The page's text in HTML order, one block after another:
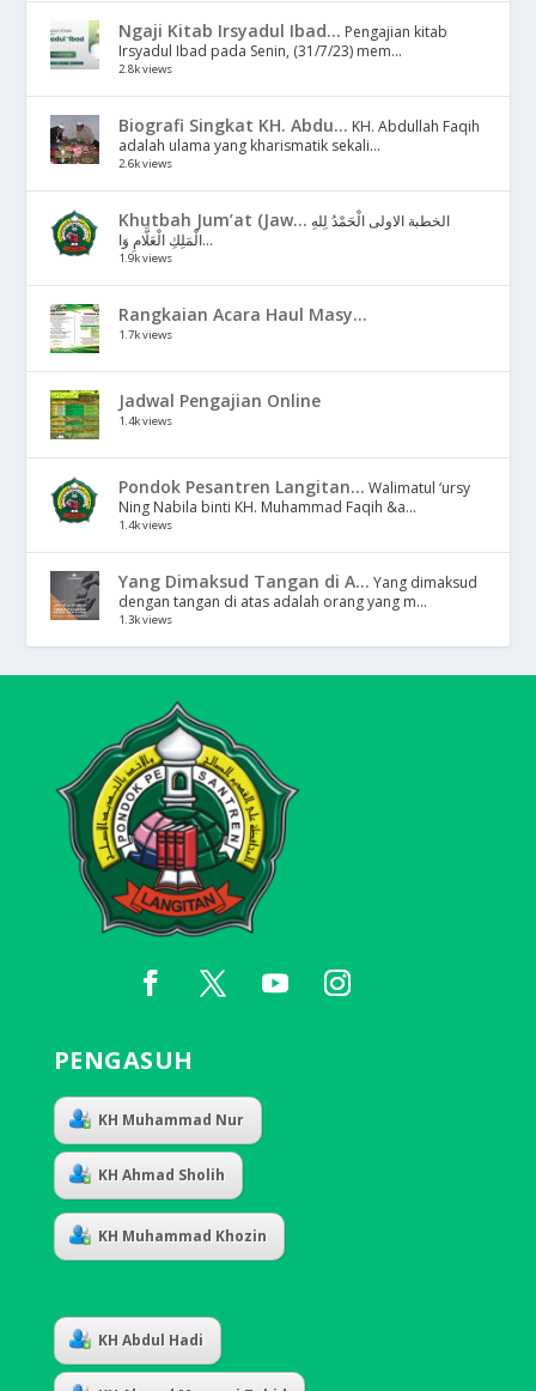
Ngaji Kitab Irsyadul Ibad... Pengajian kitab
Irsyadul Ibad pada Senin, (31/7/23) mem...
2.8k views
Biografi Singkat KH. Abdu... KH. Abdullah Faqih
adalah ulama yang kharismatik sekali...
2.6k views
Khutbah Jum’at (Jaw... الخطبة الاولى الْحَمْدُ لِلهِ
الْمَلِكِ الْعَلَّامِ وَا...
1.9k views
Rangkaian Acara Haul Masy...
1.7k views
Jadwal Pengajian Online
1.4k views
Pondok Pesantren Langitan... Walimatul ‘ursy
Ning Nabila binti KH. Muhammad Faqih &a...
1.4k views
Yang Dimaksud Tangan di A... Yang dimaksud
dengan tangan di atas adalah orang yang m...
1.3k views
PENGASUH
KH Muhammad Nur
KH Ahmad Sholih
KH Muhammad Khozin
KH Abdul Hadi